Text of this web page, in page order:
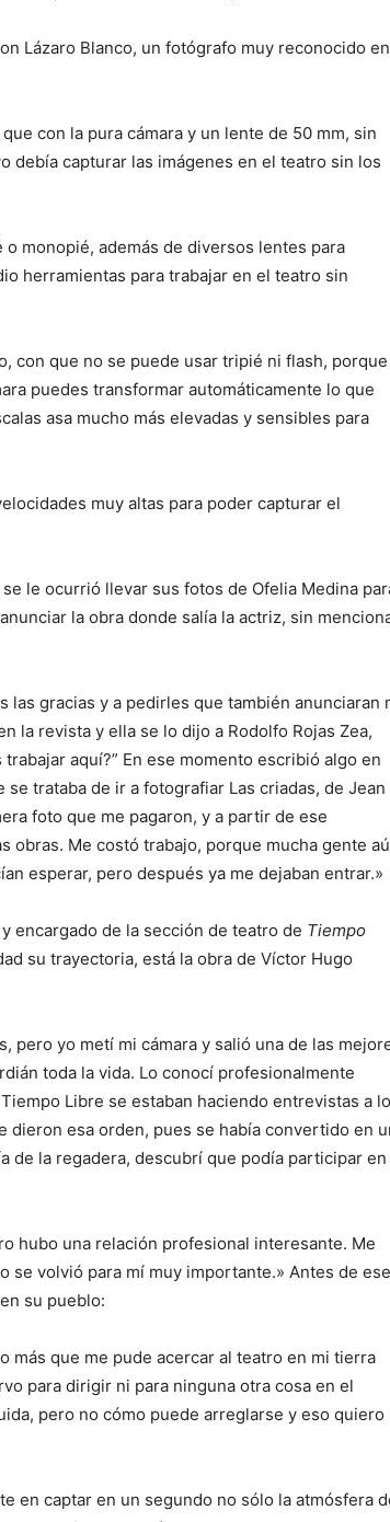
Lázaro Blanco, un fotógrafo muy reconocido en
con la pura cámara y un lente de 50 mm, sin
debía capturar las imágenes en el teatro sin los
monopié, además de diversos lentes para
herramientas para trabajar en el teatro sin
con que no se puede usar tripié ni flash, porque
puedes transformar automáticamente lo que
asa mucho más elevadas y sensibles para
muy altas para poder capturar el
se le ocurrió llevar sus fotos de Ofelia Medina
la obra donde salía la actriz, sin
las gracias y a pedirles que también anunciaran
la revista y ella se lo dijo a Rodolfo Rojas Zea,
aquí?” En ese momento escribió algo en
trataba de ir a fotografiar Las criadas, de Jean
foto que me pagaron, y a partir de ese
obras. Me costó trabajo, porque mucha gente
esperar, pero después ya me dejaban entrar.»
encargado de la sección de teatro de Tiempo
su trayectoria, está la obra de Víctor Hugo
pero yo metí mi cámara y salió una de las
toda la vida. Lo conocí profesionalmente
Libre se estaban haciendo entrevistas a
dieron esa orden, pues se había convertido en
de la regadera, descubrí que podía participar en
hubo una relación profesional interesante. Me
se volvió para mí muy importante.» Antes de ese
su pueblo:
más que me pude acercar al teatro en mi tierra
para dirigir ni para ninguna otra cosa en el
pero no cómo puede arreglarse y eso quiero
en captar en un segundo no sólo la atmósfera